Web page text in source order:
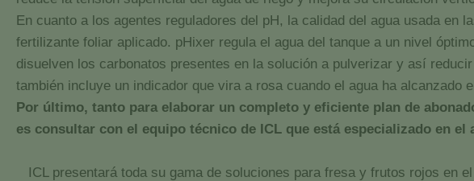
En cuanto a los agentes reguladores del pH, la calidad del agua usada
fertilizante foliar aplicado. pHixer regula el agua del tanque a un nivel
disuelven los carbonatos presentes en la solución a pulverizar y así
también incluye un indicador que vira a rosa cuando el agua ha alcanzado
Por último, tanto para elaborar un completo y eficiente plan de
es consultar con el equipo técnico de ICL que está especializado en
ICL presentará toda su gama de soluciones para fresa y frutos rojos en el